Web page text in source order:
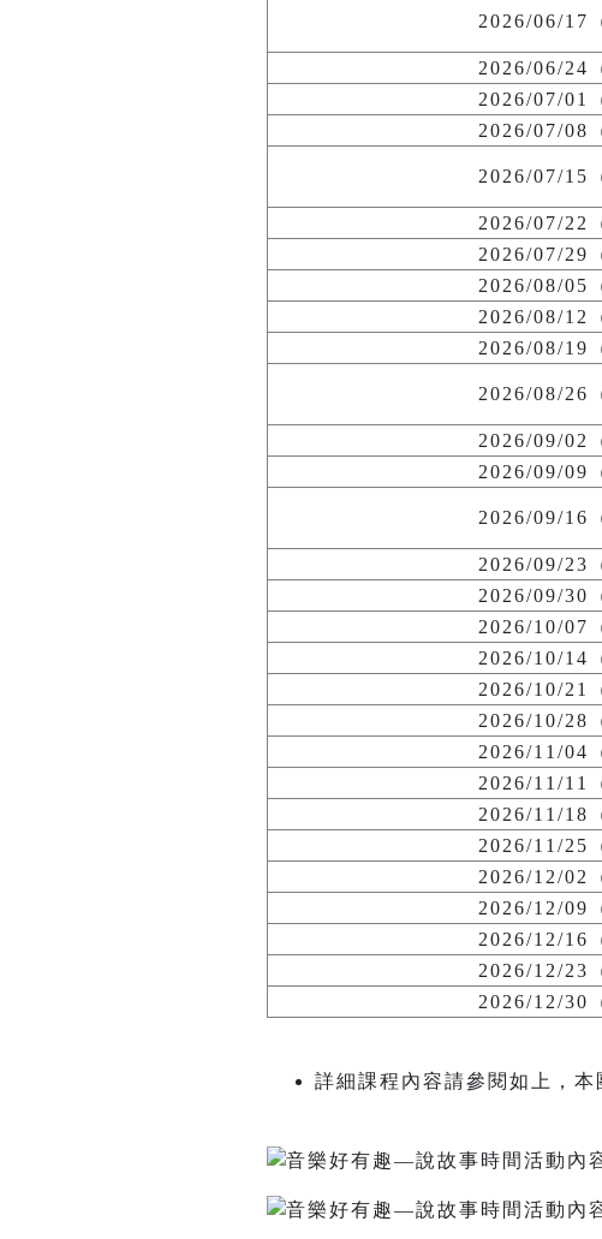
2026/06/17
2026/06/24
2026/07/01
2026/07/08
2026/07/15
2026/07/22
2026/07/29
2026/08/05
2026/08/12
2026/08/19
2026/08/26
2026/09/02
2026/09/09
2026/09/16
2026/09/23
2026/09/30
2026/10/07
2026/10/14
2026/10/21
2026/10/28
2026/11/04
2026/11/11
2026/11/18
2026/11/25
2026/12/02
2026/12/09
2026/12/16
2026/12/23
2026/12/30
詳細課程內容請參閱如上，